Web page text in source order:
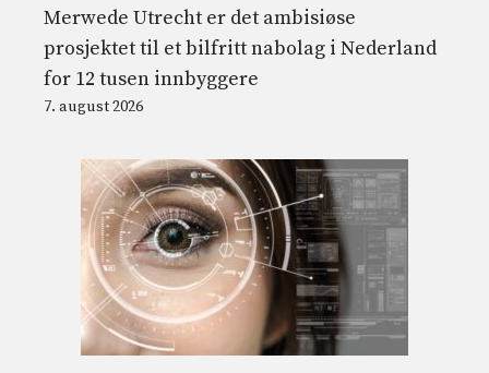
Merwede Utrecht er det ambisiøse
prosjektet til et bilfritt nabolag i Nederland
for 12 tusen innbyggere
7. august 2026